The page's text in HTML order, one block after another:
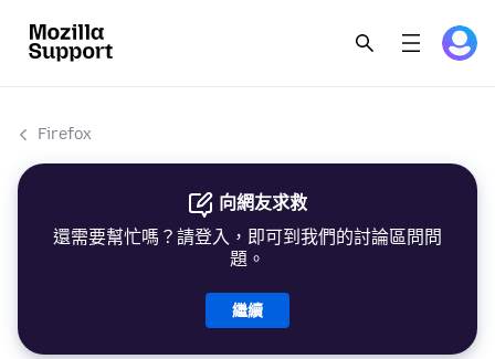
Firefox
向網友求救
還需要幫忙嗎？請登入，即可到我們的討論區問問
題。
繼續